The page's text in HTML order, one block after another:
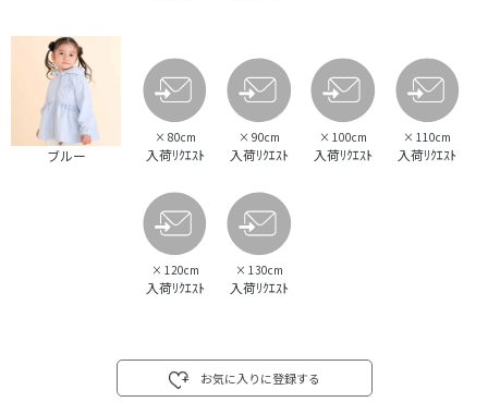
ブルー
× 80cm
入荷ﾘｸｴｽﾄ
× 90cm
入荷ﾘｸｴｽﾄ
× 100cm
入荷ﾘｸｴｽﾄ
× 110cm
入荷ﾘｸｴｽﾄ
× 120cm
入荷ﾘｸｴｽﾄ
× 130cm
入荷ﾘｸｴｽﾄ
お気に入りに登録する